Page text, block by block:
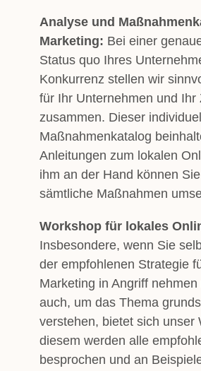
Analyse und
Marketing: Bei einer
Status quo Ihres
Konkurrenz stellen wir
für Ihr Unternehmen und Ihr
zusammen. Dieser
Maßnahmenkatalog
Anleitungen zum lokalen
ihm an der Hand können
sämtliche Maßnahmen
Workshop für lokales
Insbesondere, wenn Sie
der empfohlenen Strategie
Marketing in Angriff
auch, um das Thema
verstehen, bietet sich unser
diesem werden alle
besprochen und an